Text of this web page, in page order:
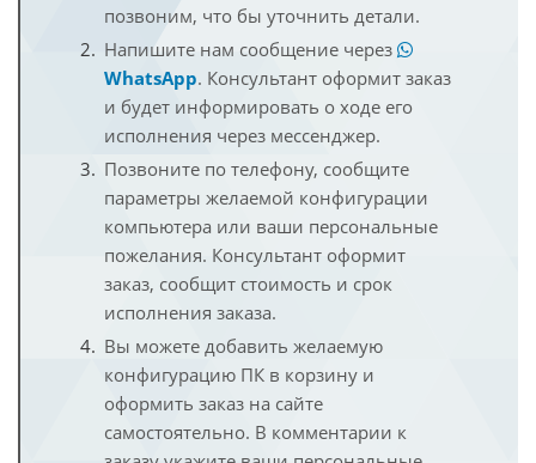
позвоним, что бы уточнить детали.
Напишите нам сообщение через
WhatsApp. Консультант оформит заказ
и будет информировать о ходе его
исполнения через мессенджер.
Позвоните по телефону, сообщите
параметры желаемой конфигурации
компьютера или ваши персональные
пожелания. Консультант оформит
заказ, сообщит стоимость и срок
исполнения заказа.
Вы можете добавить желаемую
конфигурацию ПК в корзину и
оформить заказ на сайте
самостоятельно. В комментарии к